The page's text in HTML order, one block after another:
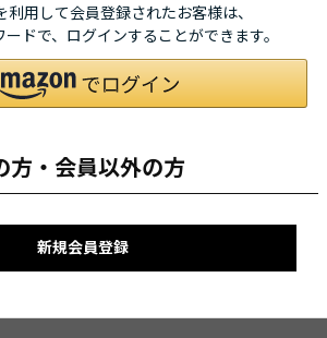
用して会員登録されたお客様は、
ドで、ログインすることができます。
方・会員以外の方